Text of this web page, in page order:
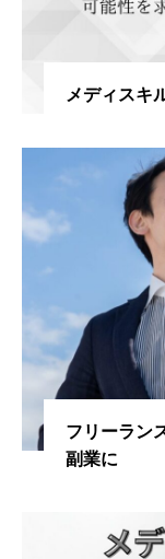
メディスキ
フリーラン
副業に